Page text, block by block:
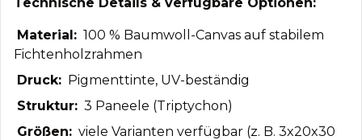
Material: 100 % Baumwoll-Canvas auf stabilem
Fichtenholzrahmen
Druck: Pigmenttinte, UV-beständig
Struktur: 3 Paneele (Triptychon)
Größen: viele Varianten verfügbar (z. B. 3x20x30